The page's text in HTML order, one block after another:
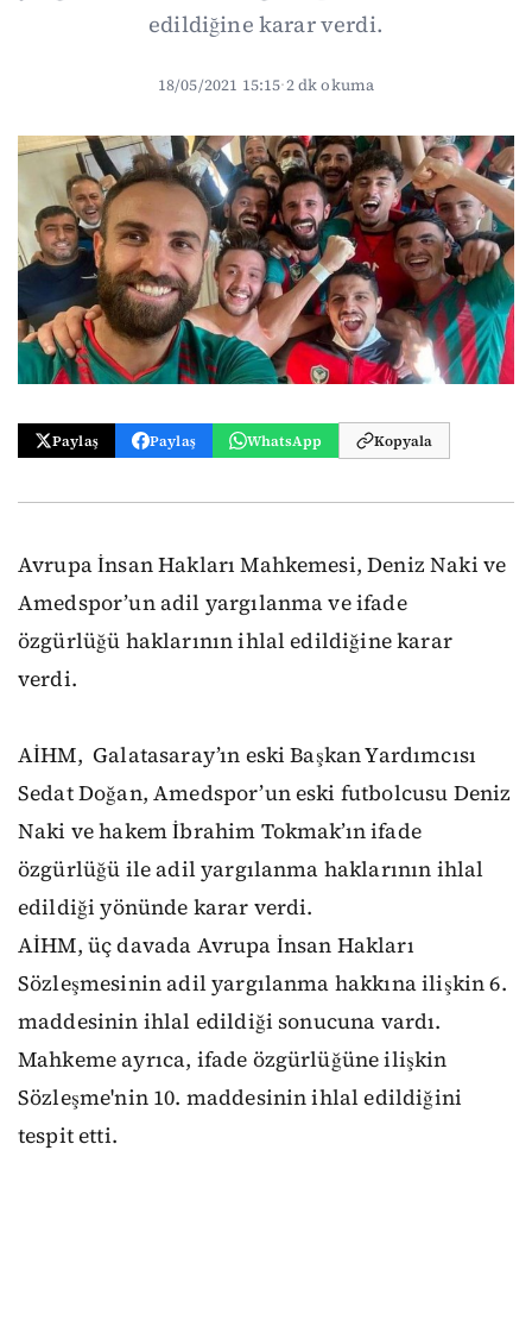
edildiğine karar verdi.
18/05/2021 15:15·2 dk okuma
Paylaş Paylaş WhatsApp Kopyala
Avrupa İnsan Hakları Mahkemesi, Deniz Naki ve
Amedspor’un adil yargılanma ve ifade
özgürlüğü haklarının ihlal edildiğine karar
verdi.
AİHM, Galatasaray’ın eski Başkan Yardımcısı
Sedat Doğan, Amedspor’un eski futbolcusu Deniz
Naki ve hakem İbrahim Tokmak’ın ifade
özgürlüğü ile adil yargılanma haklarının ihlal
edildiği yönünde karar verdi.
AİHM, üç davada Avrupa İnsan Hakları
Sözleşmesinin adil yargılanma hakkına ilişkin 6.
maddesinin ihlal edildiği sonucuna vardı.
Mahkeme ayrıca, ifade özgürlüğüne ilişkin
Sözleşme'nin 10. maddesinin ihlal edildiğini
tespit etti.